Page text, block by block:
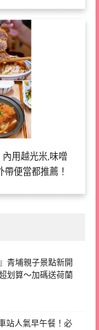
用越光米,味噌
便當都推薦！
青埔親子景點新開
划算～加碼送荷蘭
站人氣早午餐！必